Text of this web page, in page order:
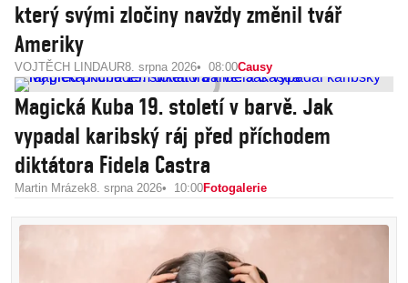
který svými zločiny navždy změnil tvář
Ameriky
VOJTĚCH LINDAUR8. srpna 2026 08:00Causy
Magická Kuba 19. století v barvě. Jak
vypadal karibský ráj před příchodem
diktátora Fidela Castra
Martin Mrázek8. srpna 2026 10:00Fotogalerie